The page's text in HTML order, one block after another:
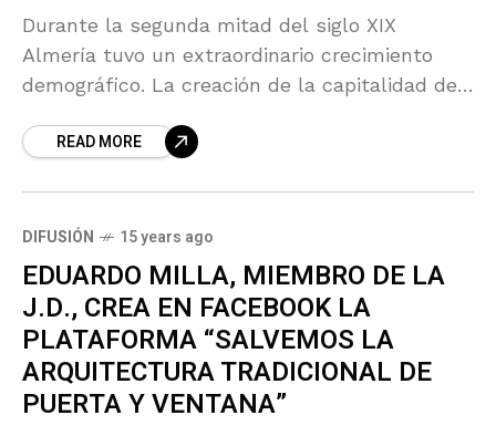
Durante la segunda mitad del siglo XIX
Almería tuvo un extraordinario crecimiento
demográfico. La creación de la capitalidad de
construcción del puerto
READ MORE
DIFUSIÓN 15 years ago
EDUARDO MILLA, MIEMBRO DE LA
J.D., CREA EN FACEBOOK LA
PLATAFORMA “SALVEMOS LA
ARQUITECTURA TRADICIONAL DE
PUERTA Y VENTANA”